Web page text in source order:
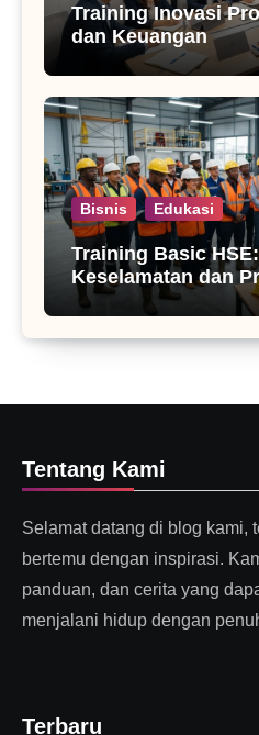
Training Inovasi
dan Keuangan
Bisnis Edukasi
Training Basic
Keselamatan dan
Tentang Kami
Selamat datang di blog kami,
bertemu dengan inspirasi.
panduan, dan cerita yang
menjalani hidup dengan
Terbaru